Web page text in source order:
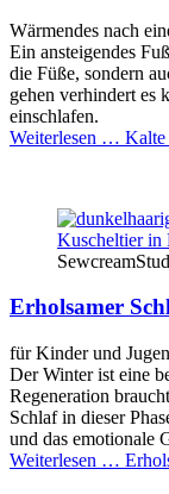
Wärmendes nach
Ein ansteigendes
die Füße, sondern
gehen verhindert es
einschlafen.
Weiterlesen … Kalte
Erholsamer
für Kinder und
Der Winter ist eine
Regeneration
Schlaf in dieser
und das emotionale
Weiterlesen …